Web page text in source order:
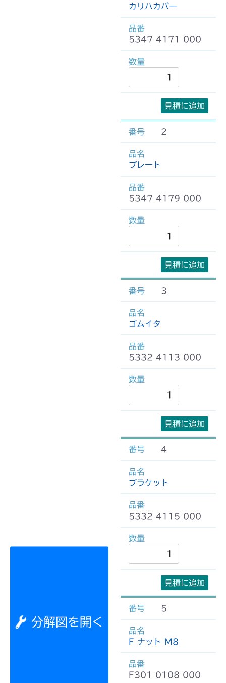
分解図を開く
カリハカバー
5347 4171 000
見積に追加
2
プレート
5347 4179 000
見積に追加
3
ゴムイタ
5332 4113 000
見積に追加
4
ブラケット
5332 4115 000
見積に追加
5
F ナット M8
F301 0108 000